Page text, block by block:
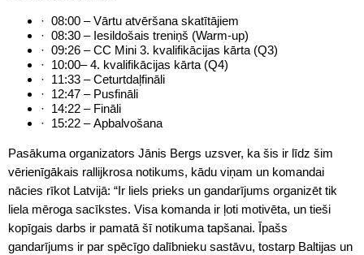
· 08:00 – Vārtu atvēršana skatītājiem
· 08:30 – Iesildošais treniņš (Warm-up)
· 09:26 – CC Mini 3. kvalifikācijas kārta (Q3)
· 10:00– 4. kvalifikācijas kārta (Q4)
· 11:33 – Ceturtdaļfināli
· 12:47 – Pusfināli
· 14:22 – Fināli
· 15:22 – Apbalvošana
Pasākuma organizators Jānis Bergs uzsver, ka šis ir līdz šim
vērienīgākais rallijkrosa notikums, kādu viņam un komandai
nācies rīkot Latvijā: “Ir liels prieks un gandarījums organizēt tik
liela mēroga sacīkstes. Visa komanda ir ļoti motivēta, un tieši
kopīgais darbs ir pamatā šī notikuma tapšanai. Īpašs
gandarījums ir par spēcīgo dalībnieku sastāvu, tostarp Baltijas un